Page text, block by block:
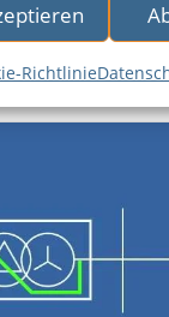
Richtlinie